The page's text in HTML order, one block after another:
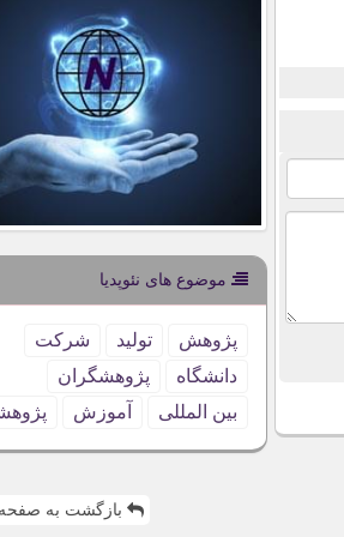
موضوع های نئوپدیا
پژوهش تولید
شركت
دانشگاه
پژوهشگران
بین المللی
آموزش
بازگشت به